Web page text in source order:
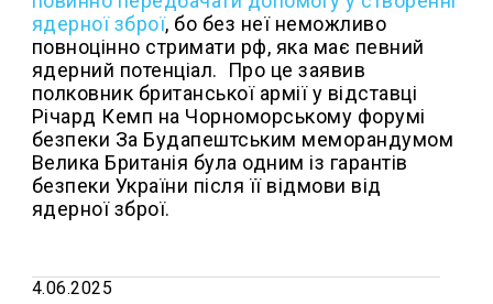
ядерної зброї, бо без неї неможливо
повноцінно стримати рф, яка має певний
ядерний потенціал. Про це заявив
полковник британської армії у відставці
Річард Кемп на Чорноморському форумі
безпеки За Будапештським меморандумом
Велика Британія була одним із гарантів
безпеки України після її відмови від
ядерної зброї.
4.06.2025